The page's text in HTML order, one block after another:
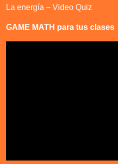
La energía – Video Quiz
GAME MATH para tus clases